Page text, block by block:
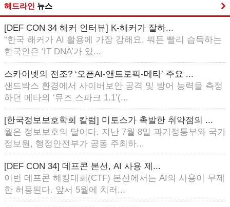
헤드라인 뉴스
[DEF CON 34 해커 인터뷰] K-해커가 잘하...
“한국 해커가 AI 활용에 가장 강해요. 뭐든 빨리 습득하는
한국인은 ‘IT DNA’가 있...
스카이넷의 전조? ‘오픈AI-앤트로픽-메타’ 주요 ...
샌드박스 환경에서 사이버보안 공격 및 방어 능력을 측정
하던 메타의 ‘뮤즈 스파크 1.1’(...
[한국정보보호학회 칼럼] 미토스가 촉발한 취약점의 ...
월은 정보보호의 달이다. 지난 7월 8일 과기정통부와 국가
정보원, 행정안전부가 공동 주최하...
[DEF CON 34] 데프콘 본선, AI 사용 제...
이번 데프콘 해킹대회(CTF) 본선에서는 AI의 사용이 무제
한 허용된다. 앞서 5월에 치러...